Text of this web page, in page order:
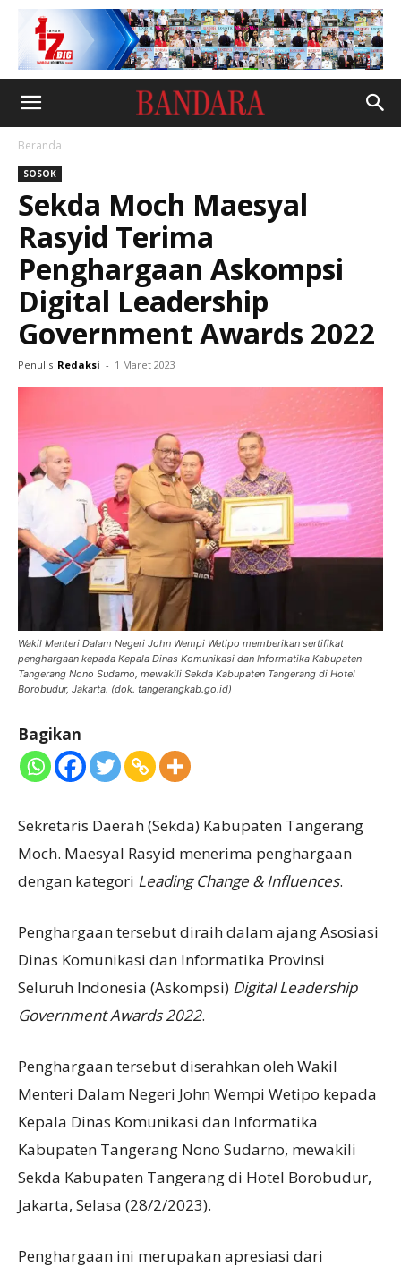
Beranda
SOSOK
Sekda Moch Maesyal
Rasyid Terima
Penghargaan Askompsi
Digital Leadership
Government Awards 2022
Penulis Redaksi - 1 Maret 2023
Wakil Menteri Dalam Negeri John Wempi Wetipo memberikan sertifikat
penghargaan kepada Kepala Dinas Komunikasi dan Informatika Kabupaten
Tangerang Nono Sudarno, mewakili Sekda Kabupaten Tangerang di Hotel
Borobudur, Jakarta. (dok. tangerangkab.go.id)
Bagikan
Sekretaris Daerah (Sekda) Kabupaten Tangerang
Moch. Maesyal Rasyid menerima penghargaan
dengan kategori Leading Change & Influences.
Penghargaan tersebut diraih dalam ajang Asosiasi
Dinas Komunikasi dan Informatika Provinsi
Seluruh Indonesia (Askompsi) Digital Leadership
Government Awards 2022.
Penghargaan tersebut diserahkan oleh Wakil
Menteri Dalam Negeri John Wempi Wetipo kepada
Kepala Dinas Komunikasi dan Informatika
Kabupaten Tangerang Nono Sudarno, mewakili
Sekda Kabupaten Tangerang di Hotel Borobudur,
Jakarta, Selasa (28/2/2023).
Penghargaan ini merupakan apresiasi dari